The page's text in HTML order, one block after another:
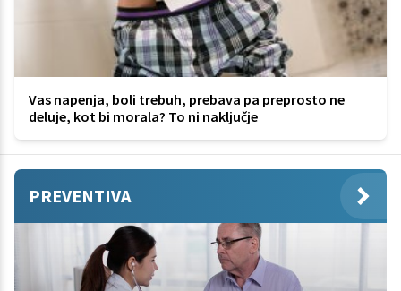
Vas napenja, boli trebuh, prebava pa preprosto ne
deluje, kot bi morala? To ni naključje
PREVENTIVA